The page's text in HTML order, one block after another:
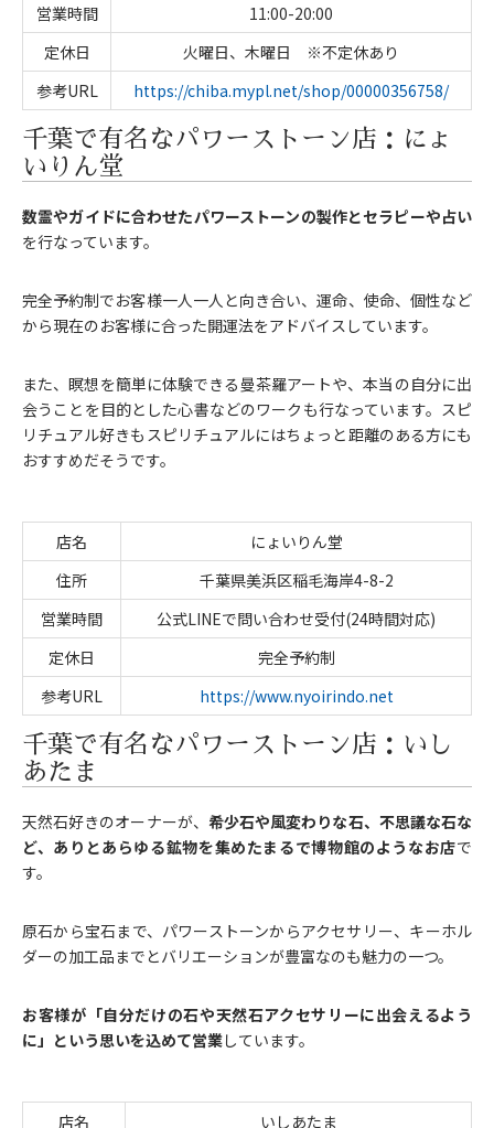
営業時間
11:00-20:00
定休日
火曜日、木曜日 ※不定休あり
参考URL
https://chiba.mypl.net/shop/00000356758/
千葉で有名なパワーストーン店：にょ
いりん堂
数霊やガイドに合わせたパワーストーンの製作とセラピーや占い
を行なっています。
完全予約制でお客様一人一人と向き合い、運命、使命、個性など
から現在のお客様に合った開運法をアドバイスしています。
また、瞑想を簡単に体験できる曼茶羅アートや、本当の自分に出
会うことを目的とした心書などのワークも行なっています。スピ
リチュアル好きもスピリチュアルにはちょっと距離のある方にも
おすすめだそうです。
店名
にょいりん堂
住所
千葉県美浜区稲毛海岸4-8-2
営業時間
公式LINEで問い合わせ受付(24時間対応)
定休日
完全予約制
参考URL
https://www.nyoirindo.net
千葉で有名なパワーストーン店：いし
あたま
天然石好きのオーナーが、 希少石や風変わりな石、不思議な石な
ど、ありとあらゆる鉱物を集めたまるで博物館のようなお店で
す。
原石から宝石まで、パワーストーンからアクセサリー、キーホル
ダーの加工品までとバリエーションが豊富なのも魅力の一つ。
お客様が「自分だけの石や天然石アクセサリーに出会えるよう
に」という思いを込めて営業しています。
店名 いしあたま